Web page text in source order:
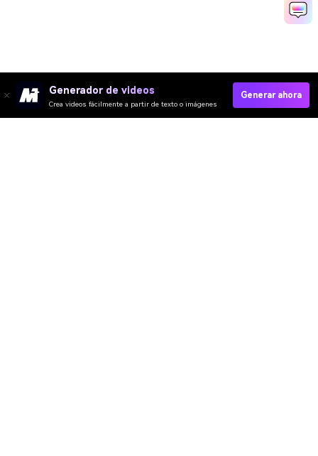
Generador de videos
Crea videos fácilmente a partir de texto o imágenes
Generar ahora